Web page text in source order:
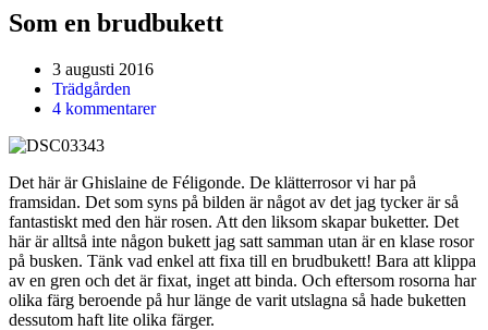
Som en brudbukett
3 augusti 2016
Trädgården
4 kommentarer
Det här är Ghislaine de Féligonde. De klätterrosor vi har på
framsidan. Det som syns på bilden är något av det jag tycker är så
fantastiskt med den här rosen. Att den liksom skapar buketter. Det
här är alltså inte någon bukett jag satt samman utan är en klase rosor
på busken. Tänk vad enkel att fixa till en brudbukett! Bara att klippa
av en gren och det är fixat, inget att binda. Och eftersom rosorna har
olika färg beroende på hur länge de varit utslagna så hade buketten
dessutom haft lite olika färger.